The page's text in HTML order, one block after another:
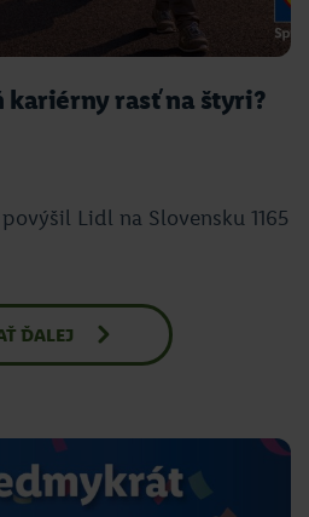
kariérny rasť na štyri?
Lidl na Slovensku 1165
ĎALEJ